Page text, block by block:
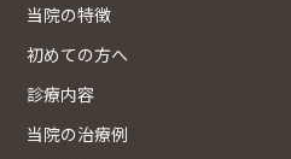
当院の特徴
初めての方へ
診療内容
当院の治療例